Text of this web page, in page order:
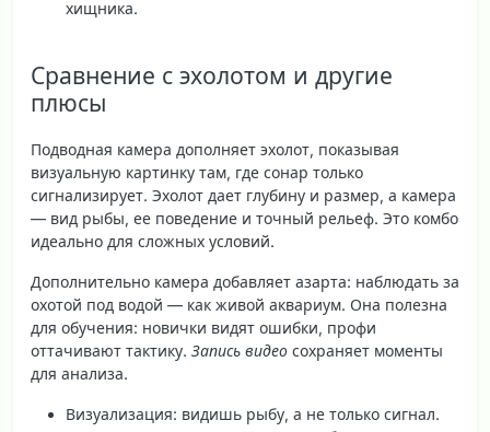
хищника.
Сравнение с эхолотом и другие
плюсы
Подводная камера дополняет эхолот, показывая
визуальную картинку там, где сонар только
сигнализирует. Эхолот дает глубину и размер, а камера
— вид рыбы, ее поведение и точный рельеф. Это комбо
идеально для сложных условий.
Дополнительно камера добавляет азарта: наблюдать за
охотой под водой — как живой аквариум. Она полезна
для обучения: новички видят ошибки, профи
оттачивают тактику. Запись видео сохраняет моменты
для анализа.
Визуализация: видишь рыбу, а не только сигнал.